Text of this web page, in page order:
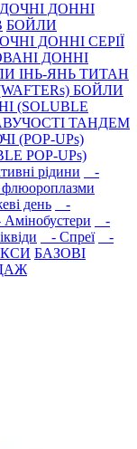
ДОННI
БОЙЛИ
ДОННI СЕРIÏ
ДОННІ
ІНЬ-ЯНЬ ТИТАН
БОЙЛИ
(SOLUBLE
ТАНДЕМ
(POP-UPs)
POP-UPs)
рідини
-
день
-
-
- Спреї
-
БАЗОВІ